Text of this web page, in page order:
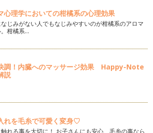
２年目のはじめての記事になります。これ
』をトピックに、い…
習を思う
うございます。みなさん素敵なお正月を過
メリカでは日本のよ…
読みをふるべき？
だとき、みなさんは聞いた『音』をどのよ
すか？ 「あっ、こう…
ィーづくり
心理学においての柑橘系の心理効果
じみがない人でもなじみやすいのが柑橘系のアロマ
柑橘系…
調！内臓へのマッサージ効果 Happy-Note
説
れを毛糸で可愛く変身♡
れる事を大切に！ お子さんにも安心、毛糸の事なら